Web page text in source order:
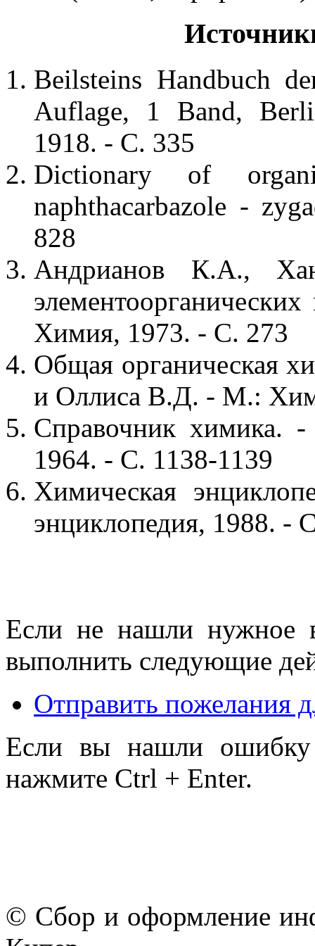
Beilsteins Handbuch
Auflage, 1 Band,
1918. - С. 335
Dictionary of
naphthacarbazole -
828
Андрианов К.А.,
Химия, 1973. - С. 273
Общая органическая
и Оллиса В.Д. - М.:
Справочник
1964. - С. 1138-1139
Химическая
энциклопедия, 1988. -
Если не нашли нужное
выполнить следующие
Отправить пожелания
Если вы нашли ошибку
нажмите Ctrl + Enter.
© Сбор и оформление